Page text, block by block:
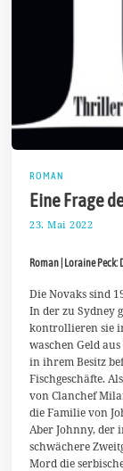
ROMAN
Eine Frage
23. Mai 2022
u
i
2
0
2
2
Roman | Loraine Peck:
Die Novaks sind
In der zu Sydney
kontrollieren sie
waschen Geld
in ihrem Besitz
Fischgeschäfte.
von Clanchef
die Familie von
Aber Johnny, der
schwächere
Mord die